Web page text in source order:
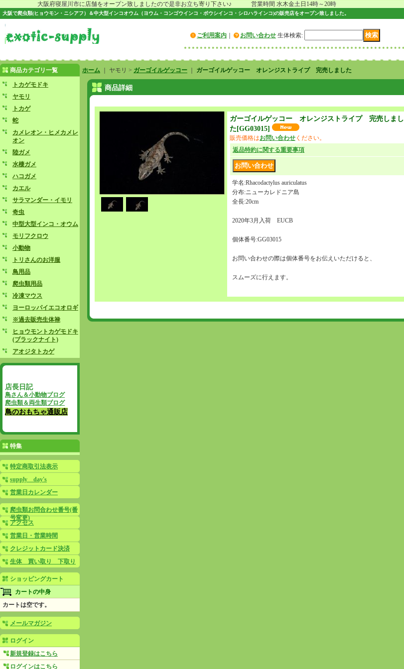
大阪府寝屋川市に店舗をオープン致しましたので是非お立ち寄り下さい♪ 営業時間 水木金土日14時～20時
大阪で爬虫類(ヒョウモン・ニシアフ）＆中大型インコオウム（ヨウム・コンゴウインコ・ボウシインコ・シロハラインコ)の販売店をオープン致しました。
ご利用案内 お問い合わせ 生体検索:
商品カテゴリ一覧
トカゲモドキ
ヤモリ
トカゲ
蛇
カメレオン・ヒメカメレ
オン
陸ガメ
水棲ガメ
ハコガメ
カエル
サラマンダー・イモリ
奇虫
中型大型インコ・オウム
モリフクロウ
小動物
トリさんのお洋服
鳥用品
爬虫類用品
冷凍マウス
ヨーロッパイエコオロギ
※過去販売生体禄
ヒョウモントカゲモドキ
(ブラックナイト)
アオジタトカゲ
店長日記
鳥さん＆小動物ブログ
爬虫類＆両生類ブログ
鳥のおもちゃ通販店
特集
特定商取引法表示
supply day's
営業日カレンダー
爬虫類お問合わせ番号(番
号変更)
アクセス
営業日・営業時間
クレジットカード決済
生体 買い取り 下取り
ショッピングカート
カートの中身
カートは空です。
メールマガジン
ログイン
新規登録はこちら
ログインはこちら
ホーム ｜ ヤモリ > ガーゴイルゲッコー ガーゴイルゲッコー オレンジストライプ 完売しました
商品詳細
ガーゴイルゲッコー オレンジストライプ 完売しまし
た [GG03015]
販売価格はお問い合わせ ください。
返品特約に関する重要事項
学名:Rhacodactylus auriculatus
分布:ニューカレドニア島
全長:20cm
2020年3月入荷 EUCB
個体番号:GG03015
お問い合わせの際は個体番号をお伝えいただけると、
スムーズに行えます。